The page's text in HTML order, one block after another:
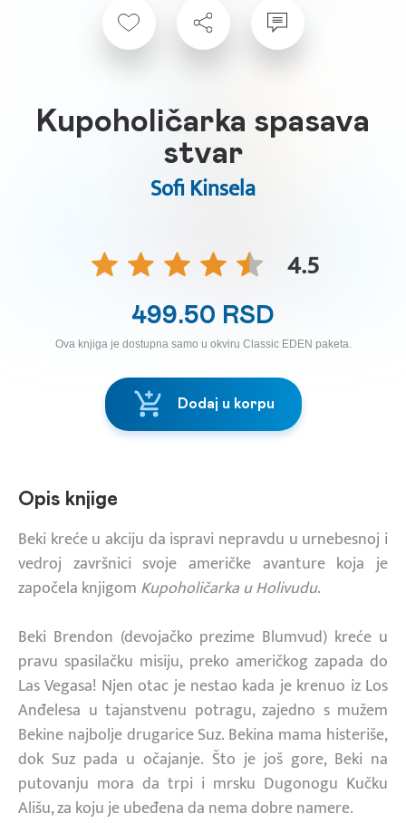
Kupoholičarka spasava
stvar
Sofi Kinsela
4.5
499.50 RSD
Ova knjiga je dostupna samo u okviru Classic EDEN paketa.
Dodaj u korpu
Opis knjige
Beki kreće u akciju da ispravi nepravdu u urnebesnoj i
vedroj završnici svoje američke avanture koja je
započela knjigom Kupoholičarka u Holivudu.
Beki Brendon (devojačko prezime Blumvud) kreće u
pravu spasilačku misiju, preko američkog zapada do
Las Vegasa! Njen otac je nestao kada je krenuo iz Los
Anđelesa u tajanstvenu potragu, zajedno s mužem
Bekine najbolje drugarice Suz. Bekina mama histeriše,
dok Suz pada u očajanje. Što je još gore, Beki na
putovanju mora da trpi i mrsku Dugonogu Kučku
Ališu, za koju je ubeđena da nema dobre namere.